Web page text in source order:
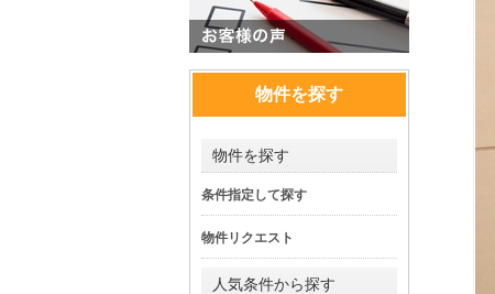
物件を探す
物件を探す
条件指定して探す
物件リクエスト
人気条件から探す